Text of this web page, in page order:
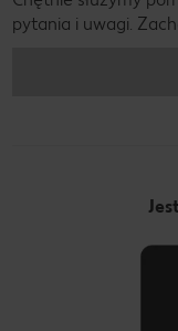
pytania i uwagi.